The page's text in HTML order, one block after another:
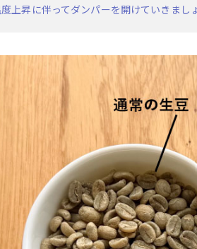
上昇に伴ってダンパーを開けていきまし